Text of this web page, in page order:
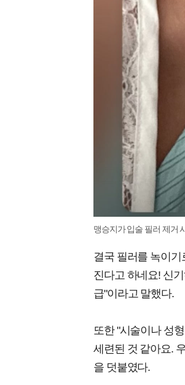
맹승지가 입술 필러 제거
결국 필러를 녹이
진다고 하네요! 신
급"이라고 말했다.
또한 "시술이나 성
세련된 것 같아요.
을 덧붙였다.